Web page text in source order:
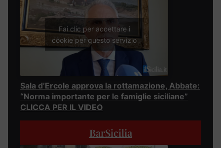
Fai clic per accettare i
cookie per questo servizio
Sala d’Ercole approva la rottamazione, Abbate:
“Norma importante per le famiglie siciliane”
CLICCA PER IL VIDEO
BarSicilia